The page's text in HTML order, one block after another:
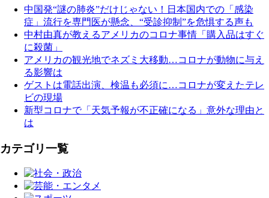
中国発“謎の肺炎”だけじゃない！日本国内での「感染
症」流行を専門医が懸念、“受診抑制”を危惧する声も
中村由真が教えるアメリカのコロナ事情「購入品はすぐ
に殺菌」
アメリカの観光地でネズミ大移動…コロナが動物に与え
る影響は
ゲストは電話出演、検温も必須に…コロナが変えたテレ
ビの現場
新型コロナで「天気予報が不正確になる」意外な理由と
は
カテゴリ一覧